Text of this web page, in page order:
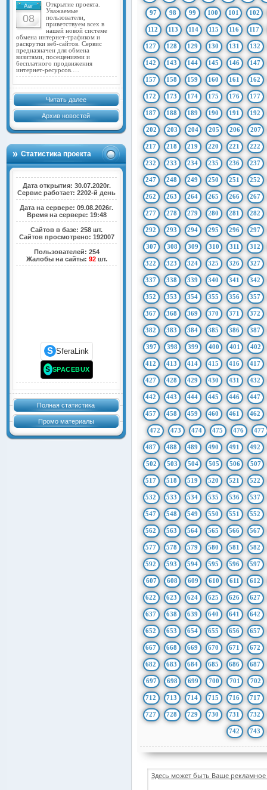
Авг
08
Открытие проекта.
Уважаемые
пользователи,
приветствуем всех в
нашей новой системе
обмена интернет-трафиком и
раскрутки веб-сайтов. Сервис
предназначен для обмена
визитами, посещениями и
бесплатного продвижения
интернет-ресурсов.…
Читать далее
Архив новостей
Статистика проекта
Дата открытия: 30.07.2020г.
Сервис работает: 2202-й день
Дата на сервере: 09.08.2026г.
Время на сервере: 19:48
Сайтов в базе: 258 шт.
Сайтов просмотрено: 192007
Пользователей: 254
Жалобы на сайты: 92шт.
S SferaLink
S SPACEBUX
Полная статистика
Промо материалы
97 98 99 100 101 102
112 113 114 115 116 117
127 128 129 130 131 132
142 143 144 145 146 147
157 158 159 160 161 162
172 173 174 175 176 177
187 188 189 190 191 192
202 203 204 205 206 207
217 218 219 220 221 222
232 233 234 235 236 237
247 248 249 250 251 252
262 263 264 265 266 267
277 278 279 280 281 282
292 293 294 295 296 297
307 308 309 310 311 312
322 323 324 325 326 327
337 338 339 340 341 342
352 353 354 355 356 357
367 368 369 370 371 372
382 383 384 385 386 387
397 398 399 400 401 402
412 413 414 415 416 417
427 428 429 430 431 432
442 443 444 445 446 447
457 458 459 460 461 462
472 473 474 475 476 477
487 488 489 490 491 492
502 503 504 505 506 507
517 518 519 520 521 522
532 533 534 535 536 537
547 548 549 550 551 552
562 563 564 565 566 567
577 578 579 580 581 582
592 593 594 595 596 597
607 608 609 610 611 612
622 623 624 625 626 627
637 638 639 640 641 642
652 653 654 655 656 657
667 668 669 670 671 672
682 683 684 685 686 687
697 698 699 700 701 702
712 713 714 715 716 717
727 728 729 730 731 732
742 743
Здесь может быть Ваше